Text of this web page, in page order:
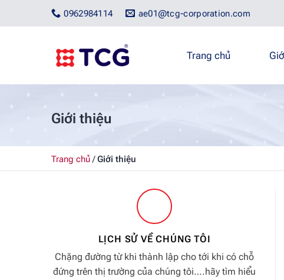
ae01@tcg-corporation.com
0962984114
Trang chủ
Giới thiệu
Trang chủ/Giới thiệu
LỊCH SỬ VỀ CHÚNG TÔI
Chặng đường từ khi thành lập cho tới khi có chỗ
đứng trên thị trường của chúng tôi….hãy tìm hiểu